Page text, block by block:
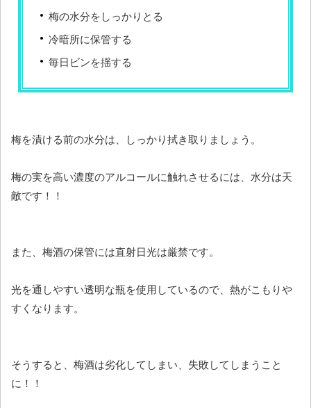
梅の水分をしっかりとる
冷暗所に保管する
毎日ビンを揺する
梅を漬ける前の水分は、しっかり拭き取りましょう。
梅の実を高い濃度のアルコールに触れさせるには、水分は天
敵です！！
また、梅酒の保管には直射日光は厳禁です。
光を通しやすい透明な瓶を使用しているので、熱がこもりや
すくなります。
そうすると、梅酒は劣化してしまい、失敗してしまうこと
に！！